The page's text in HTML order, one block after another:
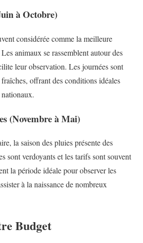
à Octobre)
considérée comme la meilleure
animaux se rassemblent autour des
leur observation. Les journées sont
offrant des conditions idéales
(Novembre à Mai)
la saison des pluies présente des
sont verdoyants et les tarifs sont souvent
la période idéale pour observer les
à la naissance de nombreux
Budget